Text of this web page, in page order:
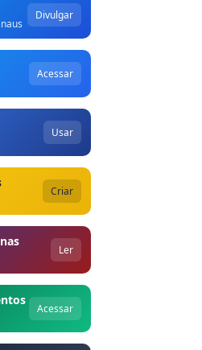
Divulgar
Acessar
Usar
Criar
Ler
Acessar